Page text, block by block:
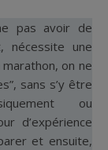
nécessite une
marathon, on ne
sans s’y être
ou
d’expérience
et ensuite,